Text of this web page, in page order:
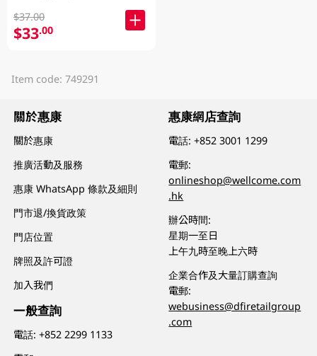
$37.00
$33.00
Item code: 749291
關於惠康
關於惠康
推廣活動及服務
惠康 WhatsApp 條款及細則
門市退/換貨政策
門店位置
牌照及許可證
加入我們
一般查詢
電話:+852 2299 1133
惠康網店查詢
電話:+852 3001 1299
電郵:
onlineshop@wellcome.com
.hk
辦公時間:
星期一至日
上午九時至晚上六時
企業合作及大量訂購查詢
電郵:
webusiness@dfiretailgroup
.com